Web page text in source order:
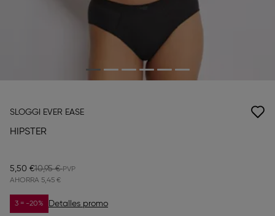
SLOGGI EVER EASE
HIPSTER
5,50 €10,95 €
AHORRA 5,45 €
3 = -20% Detalles promo